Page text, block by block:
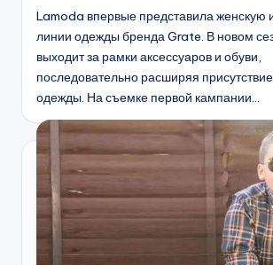
Lamoda впервые представила женскую
линии одежды бренда Grate. В новом
выходит за рамки аксессуаров и обуви,
последовательно расширяя присутствие
одежды. На съемке первой кампании…